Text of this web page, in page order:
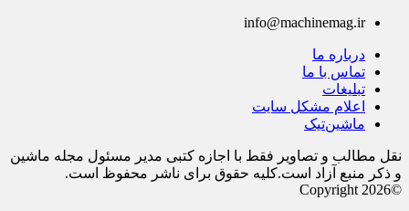
info@machinemag.ir
درباره ما
تماس با ما
تبلیغات
اعلام مشکل سایت
ماشین‌تیک
نقل مطالب و تصاویر فقط با اجازه کتبی مدیر مسئول مجله ماشین
و ذکر منبع آزاد است.کلیه حقوق برای ناشر محفوظ است.
©Copyright 2026